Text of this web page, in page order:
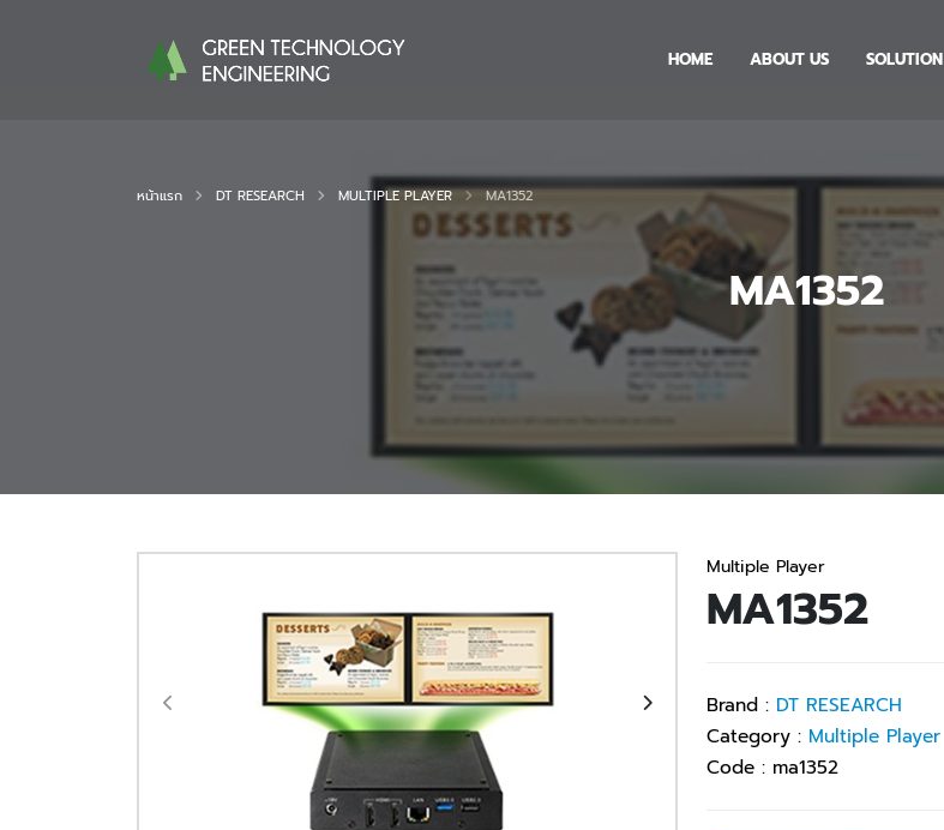
HOME ABOUT US SOLUTION
MA1352
หน้าแรก DT RESEARCH MULTIPLE PLAYER MA1352
Multiple Player
MA1352
Brand : DT RESEARCH
Category : Multiple Player
Code : ma1352